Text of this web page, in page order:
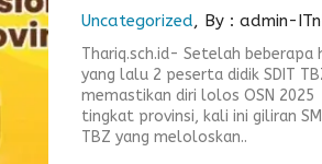
Uncategorized, By : admin-
Thariq.sch.id- Setelah beberapa
yang lalu 2 peserta didik SDIT
memastikan diri lolos OSN 2025
tingkat provinsi, kali ini giliran
TBZ yang meloloskan..